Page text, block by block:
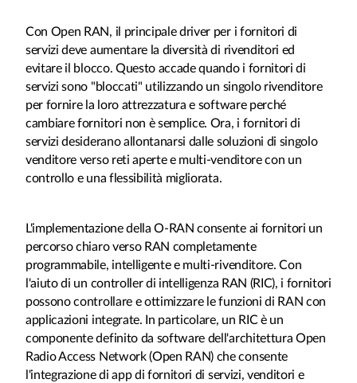
Con Open RAN, il principale driver per i fornitori di
servizi deve aumentare la diversità di rivenditori ed
evitare il blocco. Questo accade quando i fornitori di
servizi sono "bloccati" utilizzando un singolo rivenditore
per fornire la loro attrezzatura e software perché
cambiare fornitori non è semplice. Ora, i fornitori di
servizi desiderano allontanarsi dalle soluzioni di singolo
venditore verso reti aperte e multi-venditore con un
controllo e una flessibilità migliorata.
L'implementazione della O-RAN consente ai fornitori un
percorso chiaro verso RAN completamente
programmabile, intelligente e multi-rivenditore. Con
l'aiuto di un controller di intelligenza RAN (RIC), i fornitori
possono controllare e ottimizzare le funzioni di RAN con
applicazioni integrate. In particolare, un RIC è un
componente definito da software dell'architettura Open
Radio Access Network (Open RAN) che consente
l'integrazione di app di fornitori di servizi, venditori e